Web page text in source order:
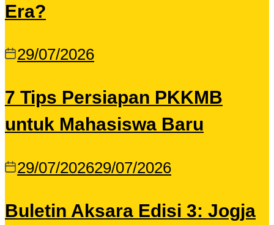
Era?
29/07/2026
7 Tips Persiapan PKKMB
untuk Mahasiswa Baru
29/07/202629/07/2026
Buletin Aksara Edisi 3: Jogja